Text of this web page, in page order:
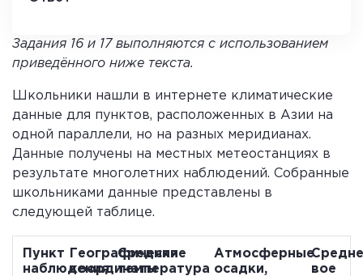
Задания 16 и 17 выполняются с использованием
приведённого ниже текста.
Школьники нашли в интернете климатические
данные для пунктов, расположенных в Азии на
одной параллели, но на разных меридианах.
Данные получены на местных метеостанциях в
результате многолетних наблюдений. Собранные
школьниками данные представлены в
следующей таблице.
Пункт
наблюдения
Географические
координаты
Средняя
температура
Атмосферные
осадки,
вое